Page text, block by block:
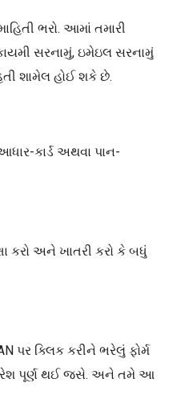
ભરો. આમાં તમારી
સરનામું, ઇમેઇલ સરનામું
શામેલ હોઈ શકે છે.
કાર્ડ અથવા પાન-
કરો અને ખાતરી કરો કે બધું
પર ક્લિક કરીને ભરેલું ફોર્મ
પૂર્ણ થઈ જસે. અને તમે આ